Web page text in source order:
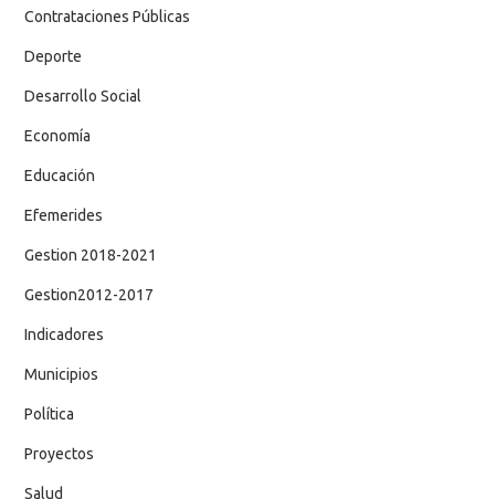
Contrataciones Públicas
Deporte
Desarrollo Social
Economía
Educación
Efemerides
Gestion 2018-2021
Gestion2012-2017
Indicadores
Municipios
Política
Proyectos
Salud